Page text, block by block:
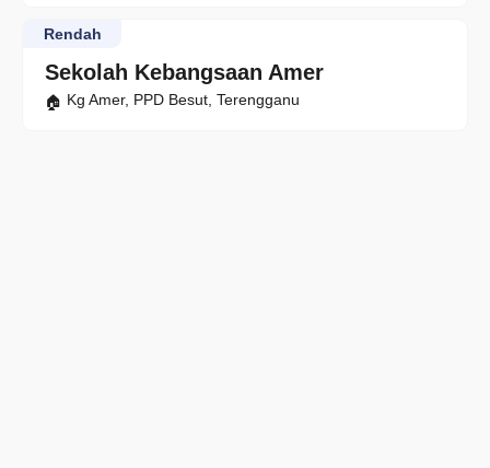
Sekolah Kebangsaan Amer
Rendah
Kg Amer, PPD Besut, Terengganu